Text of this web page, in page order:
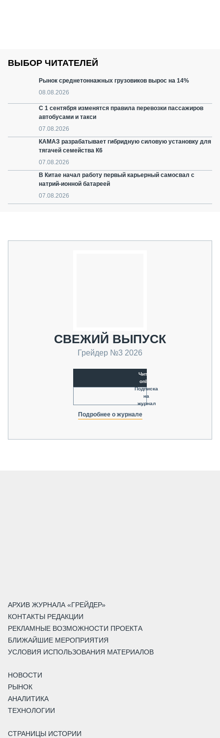
ВЫБОР ЧИТАТЕЛЕЙ
Рынок среднетоннажных грузовиков вырос на 14%
08.08.2026
С 1 сентября изменятся правила перевозки пассажиров
автобусами и такси
07.08.2026
КАМАЗ разрабатывает гибридную силовую установку для
тягачей семейства К6
07.08.2026
В Китае начал работу первый карьерный самосвал с
натрий-ионной батареей
07.08.2026
СВЕЖИЙ ВЫПУСК
Грейдер №3 2026
Читать
online
Подписка
на
журнал
Подробнее о журнале
АРХИВ ЖУРНАЛА «ГРЕЙДЕР»
КОНТАКТЫ РЕДАКЦИИ
РЕКЛАМНЫЕ ВОЗМОЖНОСТИ ПРОЕКТА
БЛИЖАЙШИЕ МЕРОПРИЯТИЯ
УСЛОВИЯ ИСПОЛЬЗОВАНИЯ МАТЕРИАЛОВ
НОВОСТИ
РЫНОК
АНАЛИТИКА
ТЕХНОЛОГИИ
СТРАНИЦЫ ИСТОРИИ